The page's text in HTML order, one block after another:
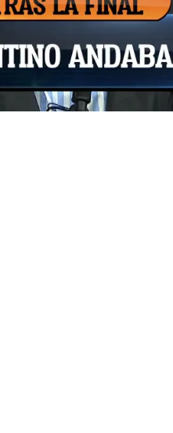
me puede pasar
Lobo Carrasco.
parece ser el broche
Messi.